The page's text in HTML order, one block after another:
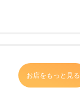
お店をもっと見る